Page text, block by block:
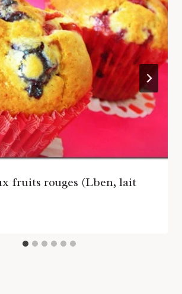
fruits rouges (Lben, lait